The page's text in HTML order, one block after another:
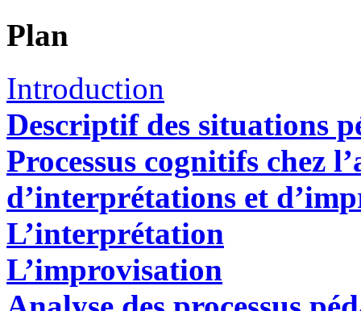
Plan
Introduction
Descriptif des situations
Processus cognitifs chez
d’interprétations et
L’interprétation
L’improvisation